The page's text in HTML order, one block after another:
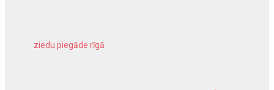
ziedu piegāde rīgā